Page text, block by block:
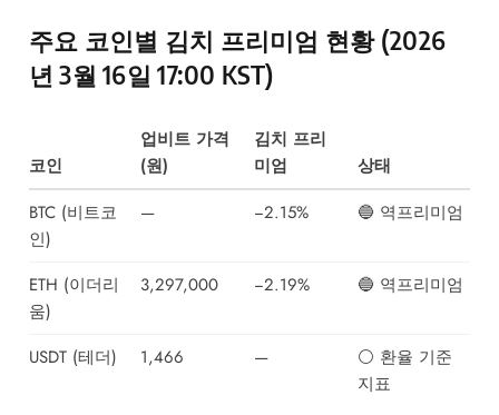
주요 코인별 김치 프리미엄 현황 (2026
년 3월 16일 17:00 KST)
코인
업비트 가격
(원)
김치 프리
미엄
상태
BTC (비트코
인)
— −2.15% 🔵 역프리미엄
ETH (이더리
움)
3,297,000 −2.19% 🔵 역프리미엄
USDT (테더) 1,466 —
⚪ 환율 기준
지표